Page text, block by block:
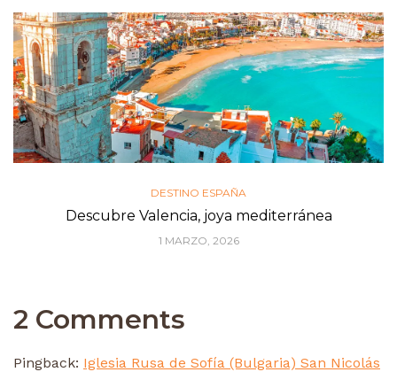
DESTINO ESPAÑA
Descubre Valencia, joya mediterránea
1 MARZO, 2026
2 Comments
Pingback: Iglesia Rusa de Sofía (Bulgaria) San Nicolás